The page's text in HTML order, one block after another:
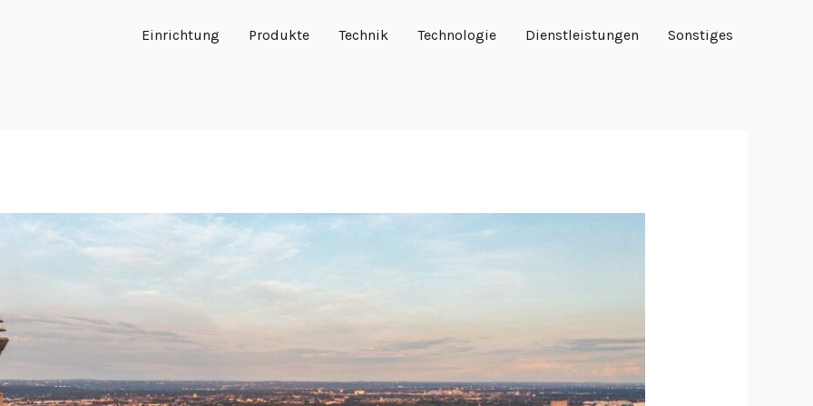
Einrichtung Produkte Technik Technologie Dienstleistungen Sonstiges